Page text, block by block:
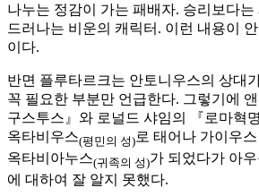
나누는 정감이 가는 패배자. 승리보다
드러나는 비운의 캐릭터. 이런 내용이
이다.
반면 플루타르크는 안토니우스의 상대
꼭 필요한 부분만 언급한다. 그렇기에
구스투스』와 로널드 샤임의 『로마혁
옥타비우스(평민의 성)로 태어나 가이우
옥타비아누스(귀족의 성)가 되었다가 아
에 대하여 잘 알지 못했다.